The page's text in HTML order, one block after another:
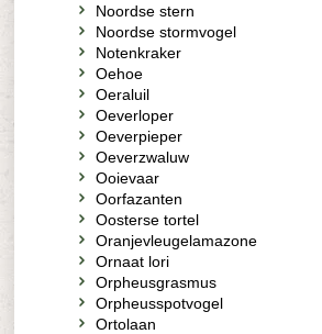
Noordse stern
Noordse stormvogel
Notenkraker
Oehoe
Oeraluil
Oeverloper
Oeverpieper
Oeverzwaluw
Ooievaar
Oorfazanten
Oosterse tortel
Oranjevleugelamazone
Ornaat lori
Orpheusgrasmus
Orpheusspotvogel
Ortolaan